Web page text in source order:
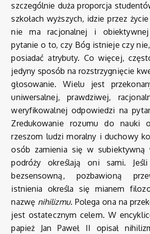
szczególnie duża proporcja
szkołach wyższych, idzie przez
nie ma racjonalnej i
pytanie o to, czy Bóg istnieje czy
posiadać atrybuty. Co więcej,
jedyny sposób na rozstrzygnięcie
głosowanie. Wielu jest
uniwersalnej, prawdziwej,
weryfikowalnej odpowiedzi na
Zredukowanie rozumu do nauki
rzeszom ludzi moralny i duchowy
osób zamienia się w subiektywną
podróży określają oni sami.
bezsensowną, pozbawioną
istnienia określa się mianem
nazwę nihilizmu. Polega ona na
jest ostatecznym celem. W
papież Jan Paweł II opisał